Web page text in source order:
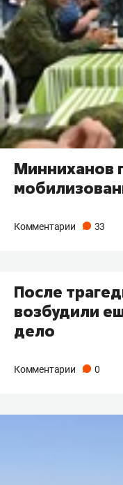
Минниханов
Комментарии 33
После
возбудили
дело
Комментарии 0